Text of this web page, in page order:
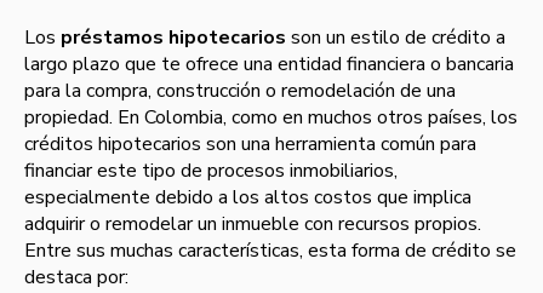
Los préstamos hipotecarios son un estilo de crédito a
largo plazo que te ofrece una entidad financiera o bancaria
para la compra, construcción o remodelación de una
propiedad. En Colombia, como en muchos otros países, los
créditos hipotecarios son una herramienta común para
financiar este tipo de procesos inmobiliarios,
especialmente debido a los altos costos que implica
adquirir o remodelar un inmueble con recursos propios.
Entre sus muchas características, esta forma de crédito se
destaca por: